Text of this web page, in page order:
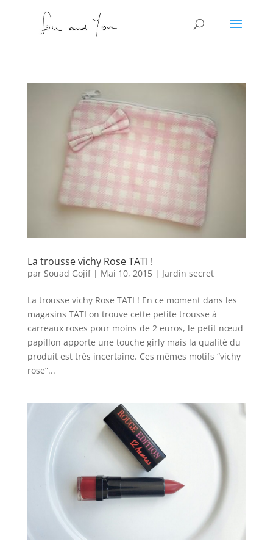
La trousse vichy Rose TATI !
par Souad Gojif| Mai 10, 2015| Jardin secret
La trousse vichy Rose TATI ! En ce moment dans les
magasins TATI on trouve cette petite trousse à
carreaux roses pour moins de 2 euros, le petit nœud
papillon apporte une touche girly mais la qualité du
produit est très incertaine. Ces mêmes motifs “vichy
rose”...